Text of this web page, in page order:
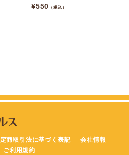
¥550 （税込）
商取引法に基づく表記
会社情報
ご利用規約